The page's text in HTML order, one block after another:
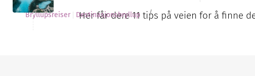
Her får dere 11 tips på veien for å finne
Bryllupsreiser Destinasjonsbryllup /